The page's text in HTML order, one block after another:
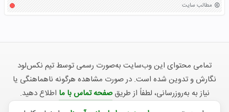
مطالب سایت
تمامی محتوای این وب‌سایت به‌صورت رسمی توسط تیم نکس‌لود
نگارش و تدوین شده است. در صورت مشاهده هرگونه ناهماهنگی یا
نیاز به به‌روزرسانی، لطفاً از طریقصفحه تماس با ما اطلاع دهید.